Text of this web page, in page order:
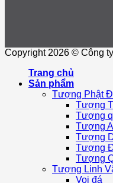
Copyright 2026 © Công
Trang chủ
Sản phẩm
Tượng Phật
Tượng
Tượng
Tượng
Tượng
Tượng
Tượng
Tượng Linh
Voi đá